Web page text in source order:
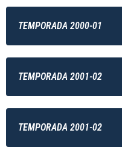
TEMPORADA 2000-01
TEMPORADA 2001-02
TEMPORADA 2001-02